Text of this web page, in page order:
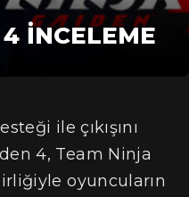
İNCELEME
ile çıkışını
4, Team Ninja
oyuncuların